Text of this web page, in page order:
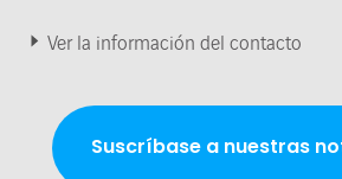
Ver la información del contacto
Suscríbase a nuestras